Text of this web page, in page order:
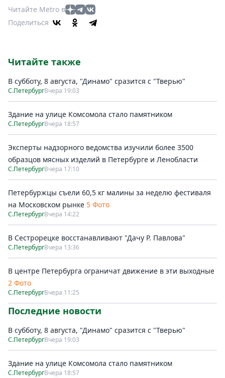
Читайте Metro в
Поделиться
Читайте также
В субботу, 8 августа, "Динамо" сразится с "Тверью"
С.ПетербургВчера 19:03
Здание на улице Комсомола стало памятником
С.ПетербургВчера 18:57
Эксперты надзорного ведомства изучили более 3500
образцов мясных изделий в Петербурге и Ленобласти
С.ПетербургВчера 17:10
Петербуржцы съели 60,5 кг малины за неделю фестиваля
на Московском рынке 5 Фото
С.ПетербургВчера 14:22
В Сестрорецке восстанавливают "Дачу Р. Павлова"
С.ПетербургВчера 13:36
В центре Петербурга ограничат движение в эти выходные
2 Фото
С.ПетербургВчера 11:25
Последние новости
В субботу, 8 августа, "Динамо" сразится с "Тверью"
С.ПетербургВчера 19:03
Здание на улице Комсомола стало памятником
С.ПетербургВчера 18:57